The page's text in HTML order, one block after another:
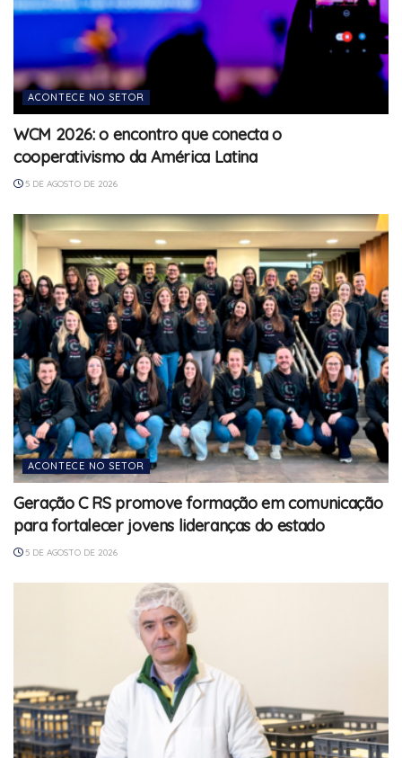
ACONTECE NO SETOR
WCM 2026: o encontro que conecta o
cooperativismo da América Latina
5 DE AGOSTO DE 2026
ACONTECE NO SETOR
Geração C RS promove formação em comunicação
para fortalecer jovens lideranças do estado
5 DE AGOSTO DE 2026